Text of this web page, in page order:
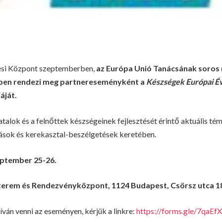
Központ szeptemberben, az Európa Unió Tanácsának
rendezi meg partnereseményként a Készségek Európai
és a felnőttek készségeinek fejlesztését érintő aktuális
és kerekasztal-beszélgetések keretében.
25-26.
és Rendezvényközpont, 1124 Budapest, Csörsz utca
venni az eseményen, kérjük a linkre: https://forms.gle/